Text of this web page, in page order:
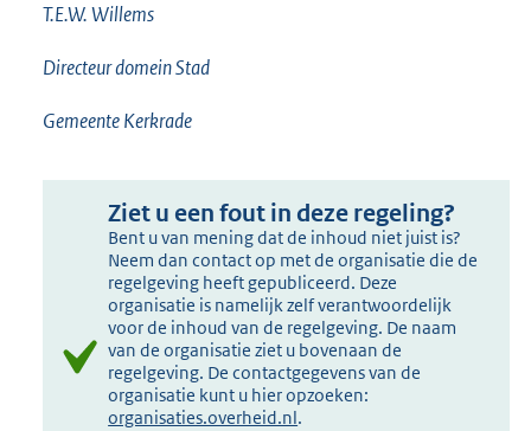
T.E.W. Willems
Directeur domein Stad
Gemeente Kerkrade
Ziet u een fout in deze regeling?
Bent u van mening dat de inhoud niet juist is?
Neem dan contact op met de organisatie die de
regelgeving heeft gepubliceerd. Deze
organisatie is namelijk zelf verantwoordelijk
voor de inhoud van de regelgeving. De naam
van de organisatie ziet u bovenaan de
regelgeving. De contactgegevens van de
organisatie kunt u hier opzoeken:
organisaties.overheid.nl.